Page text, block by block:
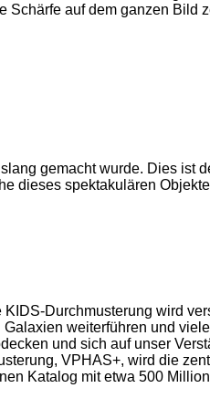
Schärfe auf dem ganzen Bild
gemacht wurde. Dies ist
dieses spektakulären
Durchmusterung wird
weiterführen und
und sich auf unser
VPHAS+, wird die
Katalog mit etwa 500